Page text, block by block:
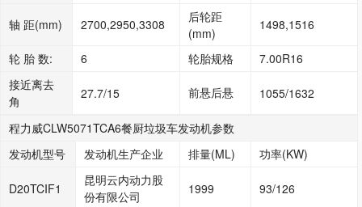
轴 距(mm) 2700,2950,3308
后轮距
(mm)
1498,1516
轮 胎 数: 6 轮胎规格
7.00R16
接近离去
角
27.7/15 前悬后悬 1055/1632
程力威CLW5071TCA6餐厨垃圾车发动机参数
发动机型号
发动机生产企业 排量(ML) 功率(KW)
D20TCIF1
昆明云内动力股
份有限公司
1999 93/126